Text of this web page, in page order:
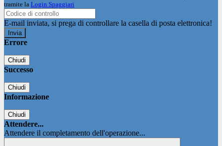
tramite la Login Spaggiari
E-mail inviata, si prega di controllare la casella di posta elettronica!
Errore
Chiudi
Successo
Chiudi
Informazione
Chiudi
Attendere...
Attendere il completamento dell'operazione...